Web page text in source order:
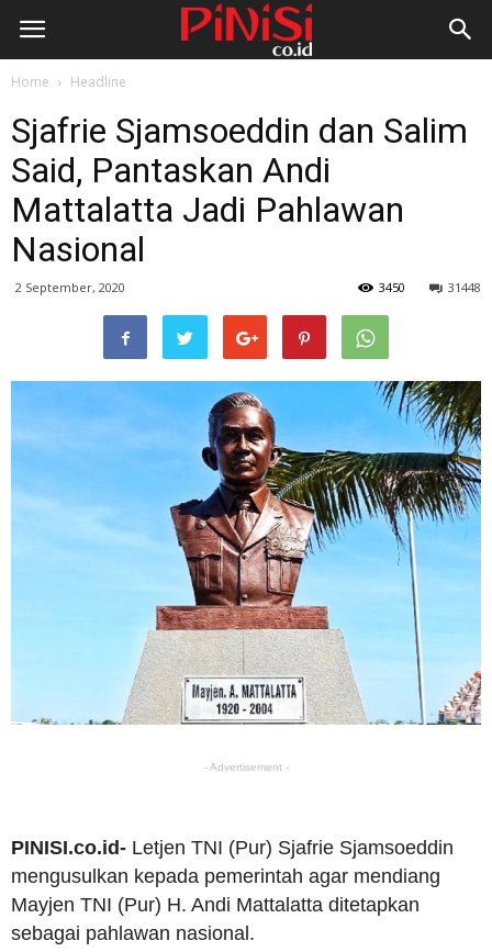
Home Headline
Sjafrie Sjamsoeddin dan Salim
Said, Pantaskan Andi
Mattalatta Jadi Pahlawan
Nasional
2 September, 2020 31448
3450
- Advertisement -
PINISI.co.id- Letjen TNI (Pur) Sjafrie Sjamsoeddin
mengusulkan kepada pemerintah agar mendiang
Mayjen TNI (Pur) H. Andi Mattalatta ditetapkan
sebagai pahlawan nasional.